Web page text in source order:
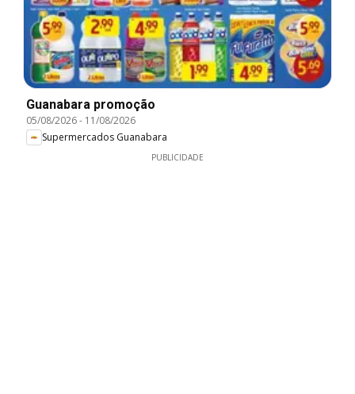
Guanabara promoção
05/08/2026- 11/08/2026
Supermercados Guanabara
PUBLICIDADE